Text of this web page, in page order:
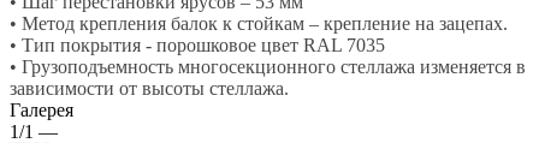
• Метод крепления балок к стойкам – крепление на зацепах.
• Тип покрытия - порошковое цвет RAL 7035
• Грузоподъемность многосекционного стеллажа изменяется в
зависимости от высоты стеллажа.
Галерея
1/1 —